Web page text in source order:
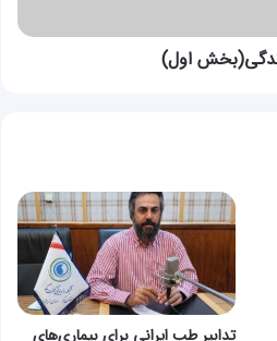
اول)
تدابیر طب ایرانی برای بیماری‌های